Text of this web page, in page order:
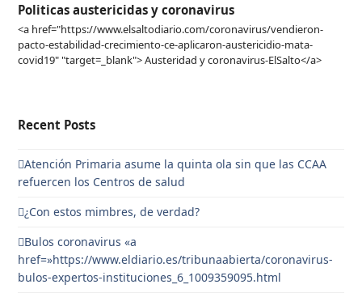
Politicas austericidas y coronavirus
<a href="https://www.elsaltodiario.com/coronavirus/vendieron-
pacto-estabilidad-crecimiento-ce-aplicaron-austericidio-mata-
covid19" "target=_blank"> Austeridad y coronavirus-ElSalto</a>
Recent Posts
Atención Primaria asume la quinta ola sin que las CCAA
refuercen los Centros de salud
¿Con estos mimbres, de verdad?
Bulos coronavirus «a
href=»https://www.eldiario.es/tribunaabierta/coronavirus-
bulos-expertos-instituciones_6_1009359095.html